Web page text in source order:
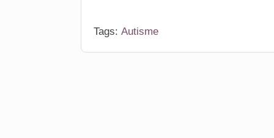
Tags: Autisme